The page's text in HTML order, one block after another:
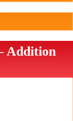
Addition